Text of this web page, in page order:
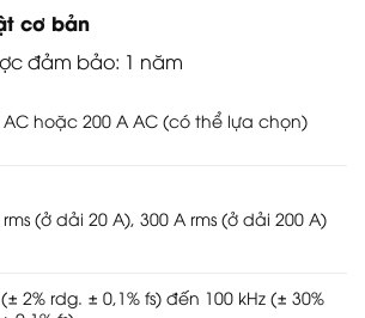
cơ bản
đảm bảo: 1 năm
AC hoặc 200 A AC (có thể lựa chọn)
rms (ở dải 20 A), 300 A rms (ở dải 200 A)
(± 2% rdg. ± 0,1% fs) đến 100 kHz (± 30%